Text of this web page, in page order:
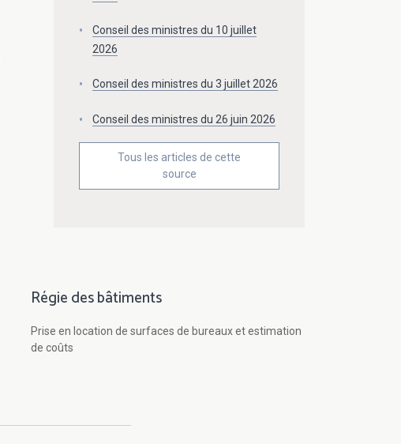
Conseil des ministres du 10 juillet
2026
Conseil des ministres du 3 juillet 2026
Conseil des ministres du 26 juin 2026
Tous les articles de cette
source
Régie des bâtiments
Prise en location de surfaces de bureaux et estimation
de coûts